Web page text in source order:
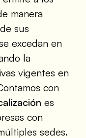
manera
sus
excedan en
la
vigentes en
con
es
con
sedes.